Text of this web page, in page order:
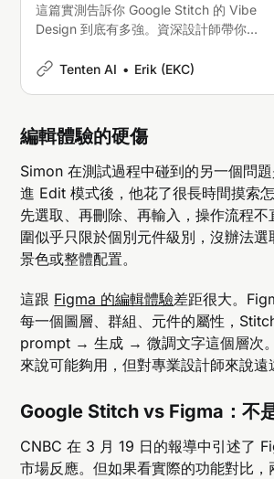
這篇實測告訴你 Google Stitch 的 Vibe
Design 到底有多強。資深設計師帶你揭
Tenten AI
Erik (EKC)
編輯體驗的硬傷
Simon 在測試過程中碰到的另一個問
進 Edit 模式後，他花了很長時間摸
先選取、再刪除、再輸入，操作流程不
圍似乎只限於個別元件級別，沒辦法
景色或整體配置。
這跟 Figma 的編輯體驗差距很大。
每一個圖層、群組、元件的屬性，
prompt → 生成 → 微調文字這個層次
來說可能夠用，但對專業設計師來說遠
Google Stitch vs Figma：不
CNBC 在 3 月 19 日的報導中引述了
市場反應。但如果看實際的功能對比，